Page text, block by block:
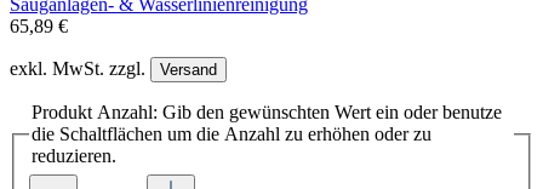
Sauganlagen- & Wasserlinienreinigung
65,89 €
exkl. MwSt. zzgl. Versand
Produkt Anzahl: Gib den gewünschten Wert ein oder benutze
die Schaltflächen um die Anzahl zu erhöhen oder zu
reduzieren.